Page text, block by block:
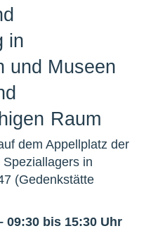
in
und Museen
Raum
09:30 bis 15:30 Uhr